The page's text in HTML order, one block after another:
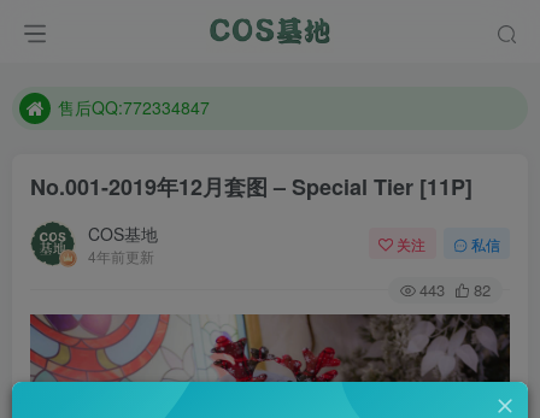
想看那个coser作品，请在搜索框搜索
售后QQ:772334847
No.001-2019年12月套图 – Special Tier [11P]
COS基地
4年前更新
关注 私信
443 82